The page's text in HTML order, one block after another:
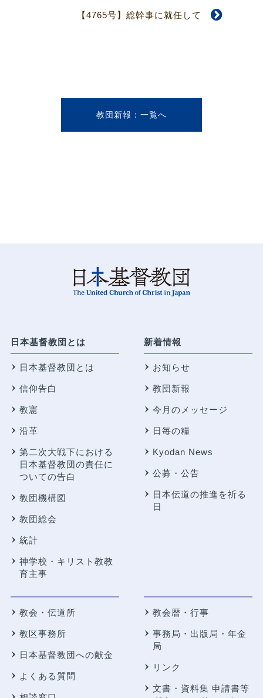
【4765号】総幹事に就任して
教団新報
日本基督教団とは
日本基督教団とは
信仰告白
教憲
沿革
第二次大戦下における
日本基督教団の責任に
ついての告白
教団機構図
教団総会
統計
神学校・キリスト教教
育主事
新着情報
お知らせ
教団新報
今月のメッセージ
日毎の糧
Kyodan News
公募・公告
日本伝道の推進を祈る
日
教会・伝道所
教区事務所
日本基督教団への献金
よくある質問
教会暦・行事
事務局・出版局・年金
局
リンク
文書・資料集 申請書等